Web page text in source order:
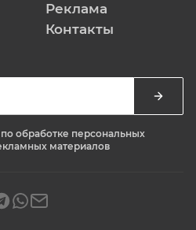
Реклама
Контакты
обработке персональных
материалов